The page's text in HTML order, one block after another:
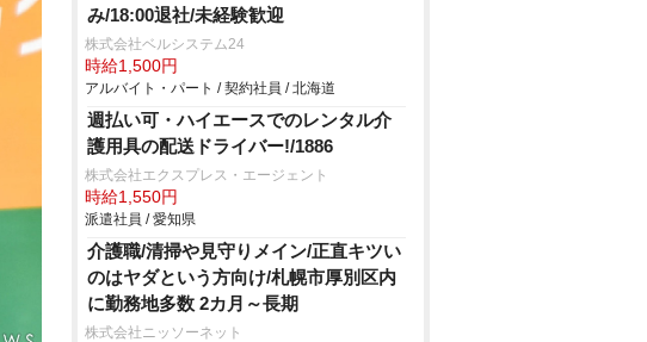
み/18:00退社/未経験歓迎
株式会社ベルシステム24
時給1,500円
アルバイト・パート / 契約社員 / 北海道
週払い可・ハイエースでのレンタル介
護用具の配送ドライバー!/1886
株式会社エクスプレス・エージェント
時給1,550円
派遣社員 / 愛知県
介護職/清掃や見守りメイン/正直キツい
のはヤダという方向け/札幌市厚別区内
に勤務地多数 2カ月～長期
株式会社ニッソーネット